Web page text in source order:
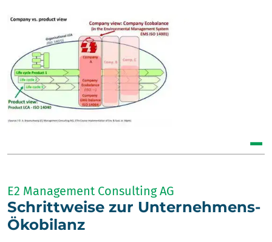
E2 Management Consulting AG
Schrittweise zur Unternehmens-
Ökobilanz